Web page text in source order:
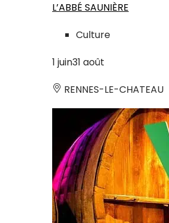
L’ABBÉ SAUNIÈRE
Culture
1 juin31 août
RENNES-LE-CHATEAU